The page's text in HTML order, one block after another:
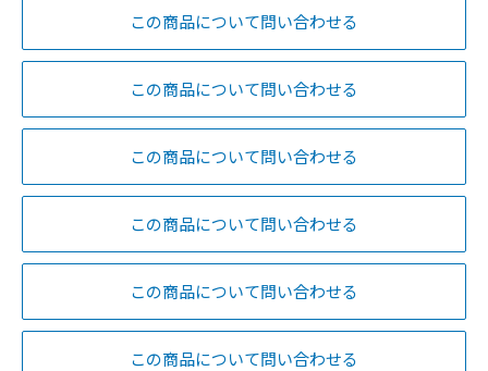
この商品について問い合わせる
この商品について問い合わせる
この商品について問い合わせる
この商品について問い合わせる
この商品について問い合わせる
この商品について問い合わせる